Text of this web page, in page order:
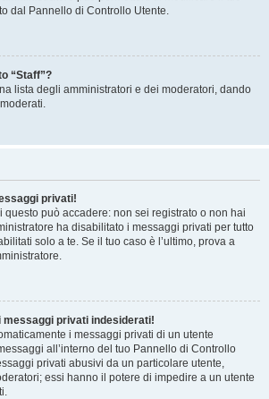
dal Pannello di Controllo Utente.
“Staff”?
lista degli amministratori e dei moderatori, dando
privati!
questo può accadere: non sei registrato o non hai
ha disabilitato i messaggi privati per tutto
solo a te. Se il tuo caso è l’ultimo, prova a
privati indesiderati!
i messaggi privati ​​di un utente
all’interno del tuo Pannello di Controllo
privati ​​abusivi da un particolare utente,
essi hanno il potere di impedire a un utente